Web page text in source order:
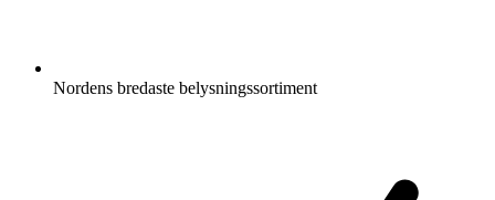
Nordens bredaste belysningssortiment